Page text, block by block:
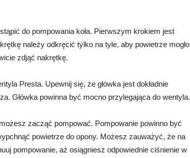
do pompowania koła. Pierwszym krokiem jest
należy odkręcić tylko na tyle, aby powietrze mogło
zdjąć nakrętkę.
Presta. Upewnij się, że główka jest dokładnie
Główka powinna być mocno przylegająca do wentyla.
zacząć pompować. Pompowanie powinno być
powietrze do opony. Możesz zauważyć, że na
pompowanie, aż osiągniesz odpowiednie ciśnienie w